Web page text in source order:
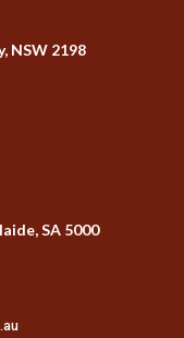
NSW 2198
SA 5000